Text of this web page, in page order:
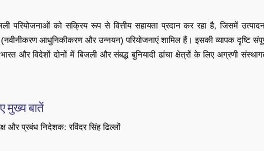
परियोजनाओं को सक्रिय रूप से वित्तीय सहायता प्रदान कर रहा है, जिसमें
आधुनिकीकरण और उन्नयन) परियोजनाएं शामिल हैं। इसकी व्यापक दृष्टि
और विदेशों दोनों में बिजली और संबद्ध बुनियादी ढांचा क्षेत्रों के लिए अग्रणी
मुख्य बातें
और प्रबंध निदेशक: रविंदर सिंह ढिल्लों